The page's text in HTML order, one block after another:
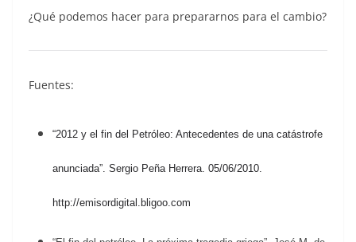
¿Qué podemos hacer para prepararnos para el cambio?
Fuentes:
“2012 y el fin del Petróleo: Antecedentes de una catástrofe
anunciada”. Sergio Peña Herrera. 05/06/2010.
http://emisordigital.bligoo.com